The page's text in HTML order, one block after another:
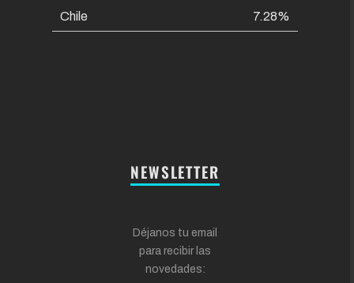
Chile 7.28%
NEWSLETTER
Déjanos tu email
para recibir las
novedades: